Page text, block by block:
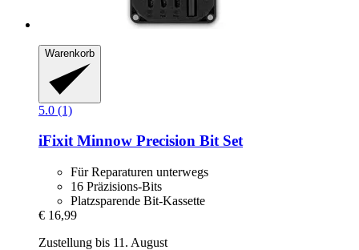
Warenkorb
5.0 (1)
iFixitMinnow Precision Bit Set
Für Reparaturen unterwegs
16 Präzisions-Bits
Platzsparende Bit-Kassette
€ 16,99
Zustellung bis 11. August